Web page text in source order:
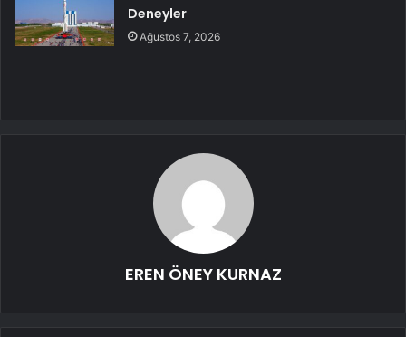
Deneyler
Ağustos 7, 2026
EREN ÖNEY KURNAZ